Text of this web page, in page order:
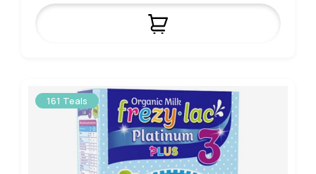
161 Teals